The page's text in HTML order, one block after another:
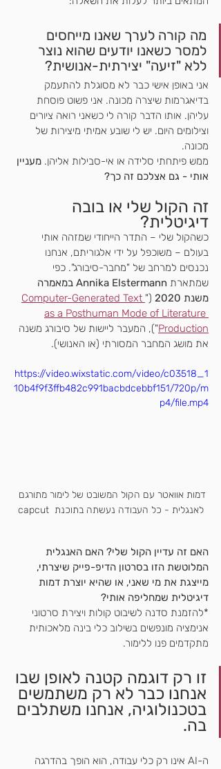
מה קורה לערך שאנו מייחסים
למסר כשאנו יודעים שהוא נוצר
ללא "זיעה" יצירתית-אנושית?
אני באופן אישי כבר לא מסוגלת להתעמק
בדיאגרמות שיצרה מכונה. אני פשוט פוסחת
עליהן. אותו הדבר קורה לי כשאני רואה ציורים
וצילומים היום. יש לי שובע אמיתי מיצירות של
מכונה.
ממש פיתחתי סלידה או אי-סבילות אליהן. מעניין
אותי - גם אצלכם זה כך?
זה הקול שלי או בובה
דיגיטלית?
כשהקול שלי – התדר הייחודי שמזהה אותי
בעולם – משוכפל על ידי אלגוריתם, אנחנו
נכנסים למרחב של "מחבר-סיבורג". כפי
שמתארת
Annika Elstermann במאמרה
משנת 2020
("
Computer-Generated Text
as a Posthuman Mode of Literature
Production"), המעבר ליישות של סיבורג משנה
את מושג המחבר המסורתי (או האנושי).
https://video.wixstatic.com/video/c03518_1
10b4f9f3ffb482c991bacbdcebbf151/720p/m
p4/file.mp4
דמות אוואטר עם הקול המשובט של לימור מתורגם
לאנגלית - כל העבודה נעשתה בתוכנת  capcut
האם זה עדיין הקול שלי? האם האנגלית
המלוטשת הזו בסרטון הדיפ-פייק שיצרתי,
מייצגת את מי שאני, או שהיא יוצרת דמות
דיגיטלית שמחליפה אותי?
*להזמנת סדנה לשיבוט קולות ויצירת סרטוני
אנימציה מונפשים בשילוב כלי בינה מלאכותית
מתקדמים פנו ללימור.
זו רק דוגמה קטנה לאופן שבו
אנחנו כבר לא רק משתמשים
בטכנולוגיה, אנחנו משתלבים
בה.
ה-AI אינו רק כלי עבודה, הוא הופך בהדרגה